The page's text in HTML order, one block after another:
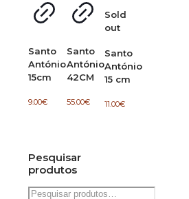
Santo
António
15cm
9.00€
Santo
António
42CM
55.00€
Sold
out
Santo
António
15 cm
11.00€
Pesquisar
produtos
Pesquisar